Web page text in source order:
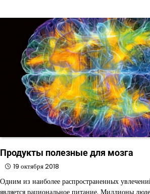
Продукты полезные для мозга
19 октября 2018
Одним из наиболее распространенных